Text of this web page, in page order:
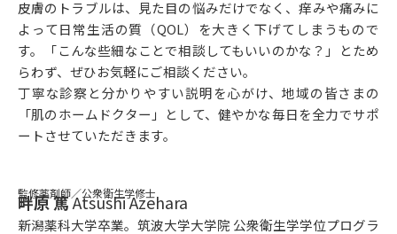
皮膚のトラブルは、見た目の悩みだけでなく、痒みや痛みに
よって日常生活の質（QOL）を大きく下げてしまうもので
す。「こんな些細なことで相談してもいいのかな？」とため
らわず、ぜひお気軽にご相談ください。
丁寧な診察と分かりやすい説明を心がけ、地域の皆さまの
「肌のホームドクター」として、健やかな毎日を全力でサポ
ートさせていただきます。
監修薬剤師／公衆衛生学修士
畔原 篤Atsushi Azehara
新潟薬科大学卒業。筑波大学大学院 公衆衛生学学位プログラ